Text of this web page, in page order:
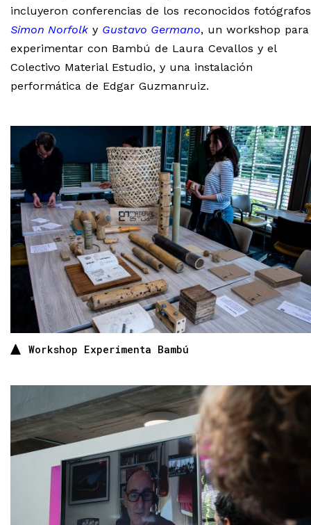
incluyeron conferencias de los reconocidos fotógrafos
Simon Norfolk y Gustavo Germano, un workshop para
experimentar con Bambú de Laura Cevallos y el
Colectivo Material Estudio, y una instalación
performática de Edgar Guzmanruiz.
Workshop Experimenta Bambú